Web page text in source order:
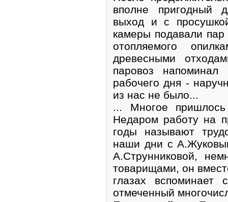
вполне пригодный
выход и с
камеры подавали пар
отопляемого
древесными
паровоз
рабочего дня -
из нас не было...
... Многое
Недаром работу на
годы называют
наши дни с
А.Струнниковой,
товарищами, он
глазах вспоминает
отмеченный